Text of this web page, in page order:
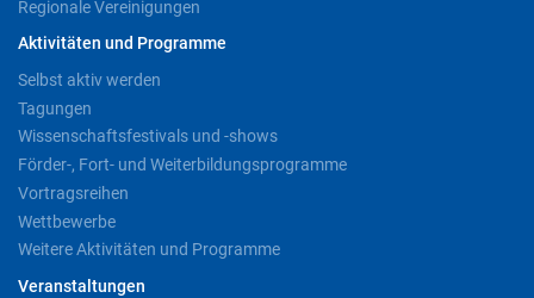
Regionale Vereinigungen
Aktivitäten und Programme
Selbst aktiv werden
Tagungen
Wissenschaftsfestivals und -shows
Förder-, Fort- und Weiterbildungsprogramme
Vortragsreihen
Wettbewerbe
Weitere Aktivitäten und Programme
Veranstaltungen